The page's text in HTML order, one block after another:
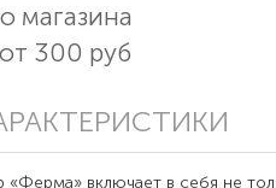
магазина
300 руб
«Ферма» включает в себя не